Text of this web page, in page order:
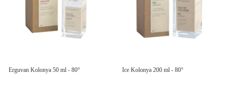
Erguvan Kolonya 50 ml - 80° Ice Kolonya 200 ml - 80°